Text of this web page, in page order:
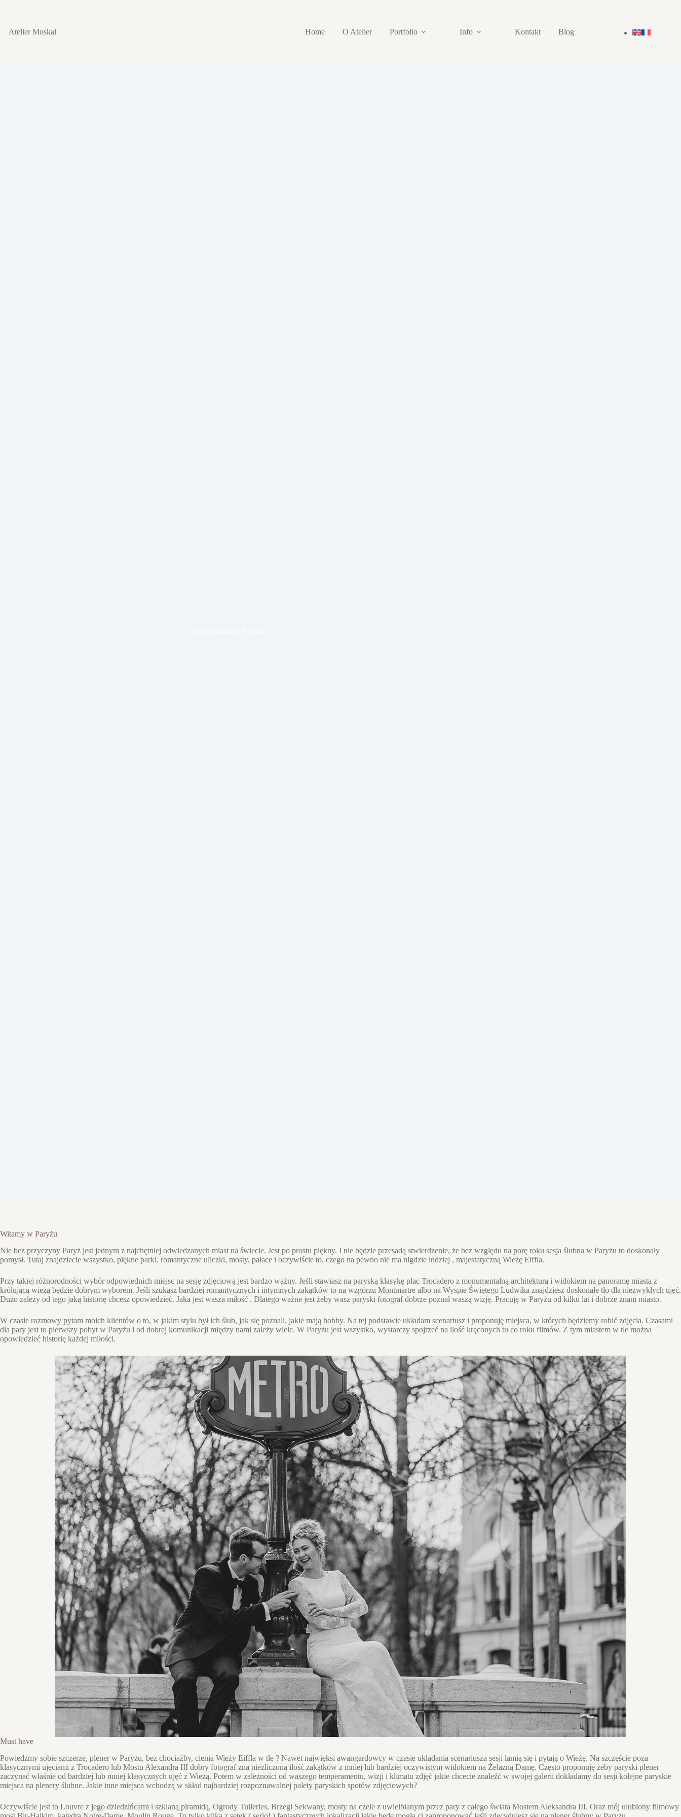
Atelier Moskal
Home O Atelier Portfolio Info Kontakt Blog
Witamy w Paryżu
Nie bez przyczyny Paryż jest jednym z najchętniej odwiedzanych miast na świecie. Jest po prostu piękny. I nie będzie przesadą stwierdzenie, że bez względu na porę roku sesja ślubna w Paryżu to doskonały
pomysł. Tutaj znajdziecie wszystko, piękne parki, romantyczne uliczki, mosty, pałace i oczywiście to, czego na pewno nie ma nigdzie indziej , majestatyczną Wieżę Eiffla.
Przy takiej różnorodności wybór odpowiednich miejsc na sesję zdjęciową jest bardzo ważny. Jeśli stawiasz na paryską klasykę plac Trocadero z monumentalną architekturą i widokiem na panoramę miasta z
królującą wieżą będzie dobrym wyborem. Jeśli szukasz bardziej romantycznych i intymnych zakątków to na wzgórzu Montmartre albo na Wyspie Świętego Ludwika znajdziesz doskonałe tło dla niezwykłych ujęć.
Dużo zależy od tego jaką historię chcesz opowiedzieć. Jaka jest wasza miłość . Dlatego ważne jest żeby wasz paryski fotograf dobrze poznał waszą wizję. Pracuję w Paryżu od kilku lat i dobrze znam miasto.
W czasie rozmowy pytam moich klientów o to, w jakim stylu był ich ślub, jak się poznali, jakie mają hobby. Na tej podstawie układam scenariusz i proponuję miejsca, w których będziemy robić zdjęcia. Czasami
dla pary jest to pierwszy pobyt w Paryżu i od dobrej komunikacji między nami zależy wiele. W Paryżu jest wszystko, wystarczy spojrzeć na ilość kręconych tu co roku filmów. Z tym miastem w tle można
opowiedzieć historię każdej miłości.
Must have
Powiedzmy sobie szczerze, plener w Paryżu, bez chociażby, cienia Wieży Eiffla w tle ? Nawet najwięksi awangardowcy w czasie układania scenariusza sesji łamią się i pytają o Wieżę. Na szczęście poza
klasycznymi ujęciami z Trocadero lub Mostu Alexandra III dobry fotograf zna niezliczoną ilość zakątków z mniej lub bardziej oczywistym widokiem na Żelazną Damę. Często proponuję żeby paryski plener
zaczynać właśnie od bardziej lub mniej klasycznych ujęć z Wieżą. Potem w zależności od waszego temperamentu, wizji i klimatu zdjęć jakie chcecie znaleźć w swojej galerii dokładamy do sesji kolejne paryskie
miejsca na plenery ślubne. Jakie inne miejsca wchodzą w skład najbardziej rozpoznawalnej palety paryskich spotów zdjęciowych?
Oczywiście jest to Louvre z jego dziedzińcami i szklaną piramidą, Ogrody Tuileries, Brzegi Sekwany, mosty na czele z uwielbianym przez pary z całego świata Mostem Aleksandra III. Oraz mój ulubiony filmowy